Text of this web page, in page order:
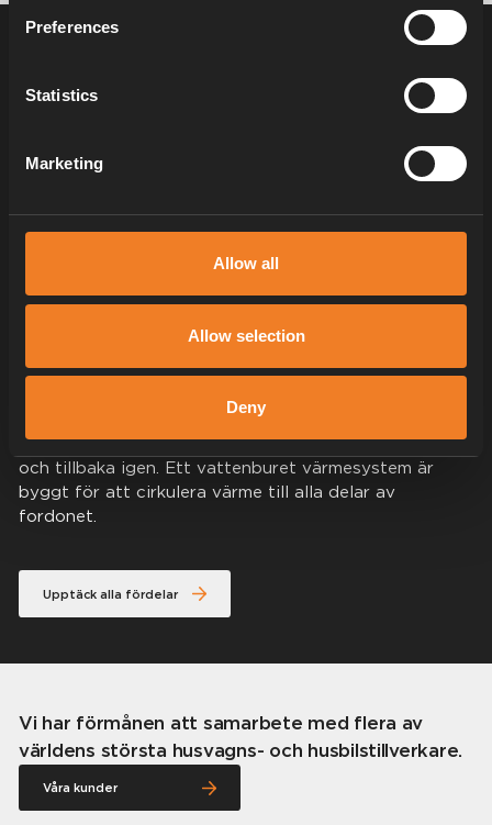
Preferences
Statistics
Marketing
Allow all
Allow selection
Deny
FÖRDEL 3
skapar en kontinuerlig och skonsam cirkulation av
värme från väggarna, till innertaket, fordonets mitt
och tillbaka igen. Ett vattenburet värmesystem är
byggt för att cirkulera värme till alla delar av
fordonet.
Upptäck alla fördelar
Vi har förmånen att samarbete med flera av
världens största husvagns- och husbilstillverkare.
Våra kunder